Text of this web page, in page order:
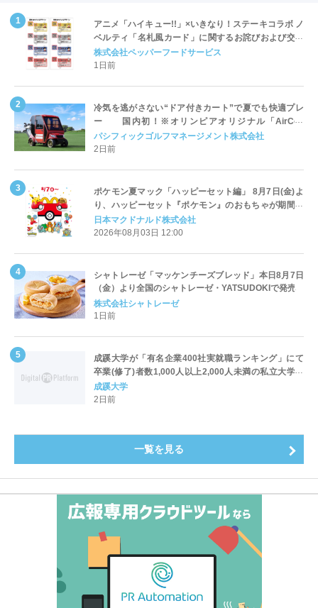
アニメ「ハイキュー!!」×いきなり！ステーキコラボ ノ
ベルティ「名札風カード」に関するお詫びおよび交換
対応についてのご案内
株式会社ペッパーフードサービス
1日前
冷気を逃がさない“ドア付きカート”で夏でも快適プレ
ー 国内初！※オリンピアオリジナル「AirCon
Cart（エアコンカート）」導入 | ＰＧＭ
パシフィックゴルフマネージメント株式会社
2日前
ポケモン夏マック「ハッピーセット編」 8月7日(金)よ
り、ハッピーセット『ポケモン』のおもちゃが期間限
定登場
日本マクドナルド株式会社
2026年08月03日 12:00
シャトレーゼ「マッケンチーズブレッド」本日8月7日
（金）より全国のシャトレーゼ・YATSUDOKIで発売
株式会社シャトレーゼ
1日前
成蹊大学が「有名企業400社実就職ランキング」にて
卒業(修了)者数1,000人以上2,000人未満の私立大学で
全国第1位を獲得！～実就職率は26.5%（前年比＋
4.3pt）に伸長、東京の私立大学でも10位にランクイン
成蹊大学
2日前
一覧を見る